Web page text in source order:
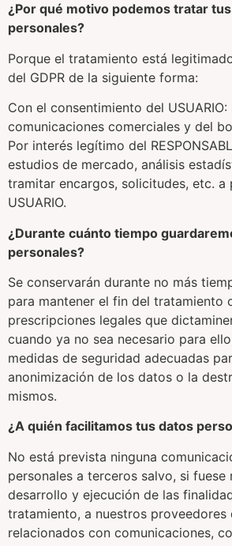
¿Por qué motivo podemos tratar
personales?
Porque el tratamiento está
del GDPR de la siguiente forma:
Con el consentimiento del
comunicaciones comerciales y del
Por interés legítimo del
estudios de mercado, análisis
tramitar encargos, solicitudes, etc. a
USUARIO.
¿Durante cuánto tiempo
personales?
Se conservarán durante no más
para mantener el fin del tratamiento
prescripciones legales que
cuando ya no sea necesario para
medidas de seguridad adecuadas
anonimización de los datos o la
mismos.
¿A quién facilitamos tus datos
No está prevista ninguna
personales a terceros salvo, si fuese
desarrollo y ejecución de las
tratamiento, a nuestros proveedores
relacionados con comunicaciones,